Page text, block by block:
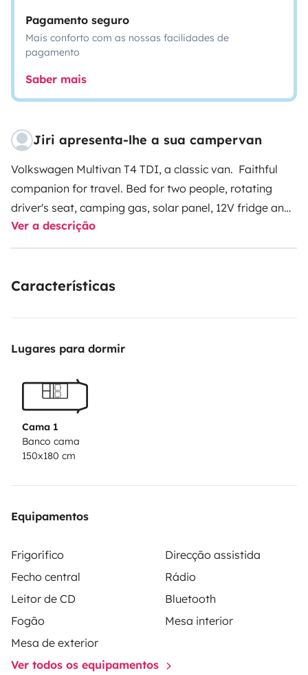
Pagamento seguro
Mais conforto com as nossas facilidades de
pagamento
Saber mais
Jiri apresenta-lhe a sua campervan
Volkswagen Multivan T4 TDI, a classic van. Faithful
companion for travel. Bed for two people, rotating
driver's seat, camping gas, solar panel, 12V fridge and
7 seats in total, with consumption between 7-8L /
100km. The van is disinfected with ozone.
Ver a descrição
Características
Lugares para dormir
Cama 1
Banco cama
150x180 cm
Equipamentos
Frigorífico
Direcção assistida
Fecho central
Rádio
Leitor de CD
Bluetooth
Fogão
Mesa interior
Mesa de exterior
Ver todos os equipamentos